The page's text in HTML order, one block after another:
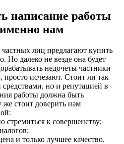
написание работы
нам
лиц предлагают купить
Но далеко не везде она будет
недочеты частники
просто исчезают. Стоит ли так
средствами, но и репутацией в
работы должна быть
же стоит доверить нам
стремиться к совершенству;
и только лучшее качество.